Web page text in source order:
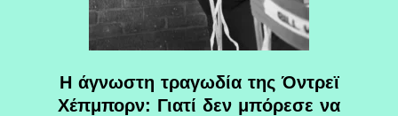
Η άγνωστη τραγωδία της Όντρεϊ
Χέπμπορν: Γιατί δεν μπόρεσε να